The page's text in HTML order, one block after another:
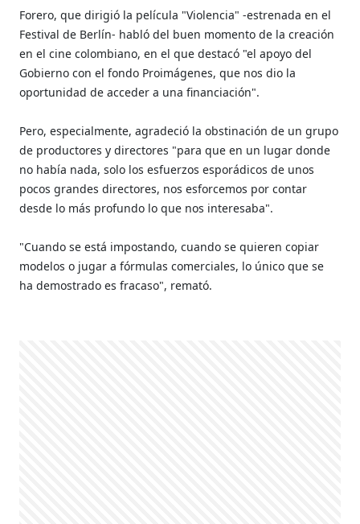
Forero, que dirigió la película "Violencia" -estrenada en el
Festival de Berlín- habló del buen momento de la creación
en el cine colombiano, en el que destacó "el apoyo del
Gobierno con el fondo Proimágenes, que nos dio la
oportunidad de acceder a una financiación".
Pero, especialmente, agradeció la obstinación de un grupo
de productores y directores "para que en un lugar donde
no había nada, solo los esfuerzos esporádicos de unos
pocos grandes directores, nos esforcemos por contar
desde lo más profundo lo que nos interesaba".
"Cuando se está impostando, cuando se quieren copiar
modelos o jugar a fórmulas comerciales, lo único que se
ha demostrado es fracaso", remató.